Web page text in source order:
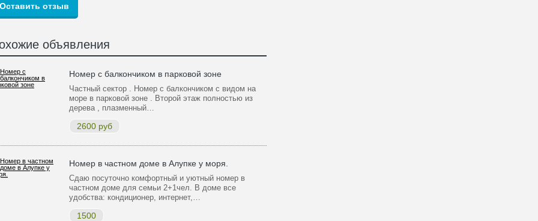
объявления
Номер с балкончиком в парковой зоне
Частный сектор . Номер с балкончиком с видом на
море в парковой зоне . Второй этаж полностью из
дерева , плазменный…
2600 руб
Номер в частном доме в Алупке у моря.
Сдаю посуточно комфортный и уютный номер в
частном доме для семьи 2+1чел. В доме все
удобства: кондиционер, интернет,…
1500